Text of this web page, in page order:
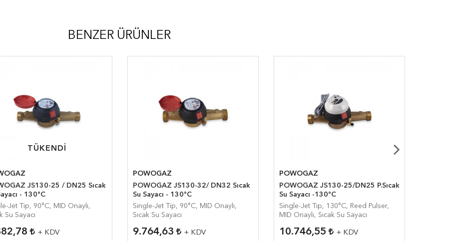
BENZER ÜRÜNLER
TÜKENDI
TÜKENDI
JS130-25 / DN25 Sıcak
- 130°C
Jet Tip, 90°C, MID Onaylı,
Su Sayacı
+ KDV
POWOGAZ
POWOGAZ JS130-32/ DN32 Sıcak
Su Sayacı - 130°C
Single-Jet Tip, 90°C, MID Onaylı,
Sıcak Su Sayacı
9.764,63 + KDV
POWOGAZ
POWOGAZ JS130-25/DN25 P.Sıcak
Su Sayacı -130°C
Single-Jet Tip, 130°C, Reed Pulser,
MID Onaylı, Sıcak Su Sayacı
10.746,55 + KDV